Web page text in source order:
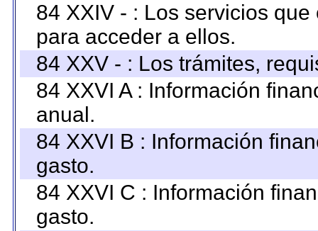
84 XXIV - : Los servicios
para acceder a ellos.
84 XXV - : Los trámites,
84 XXVI A : Información
anual.
84 XXVI B : Información
gasto.
84 XXVI C : Información
gasto.